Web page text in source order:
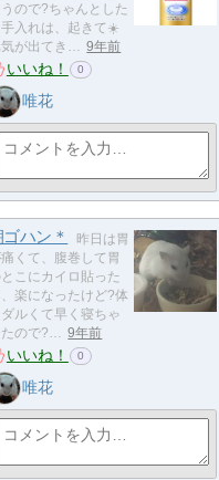
うので?ちゃんとした
手入れは、起きて☀️
が出てき…
9年前
いいね！ 0
唯花
ゴハン＊
昨日は胃
痛くて、腹巻して胃
こにカイロ貼った
、楽になったけど?体
ダルくて早く寝ちゃ
たので?…
9年前
いいね！ 0
唯花